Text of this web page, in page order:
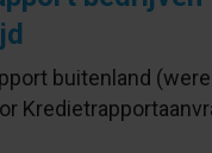
buitenland